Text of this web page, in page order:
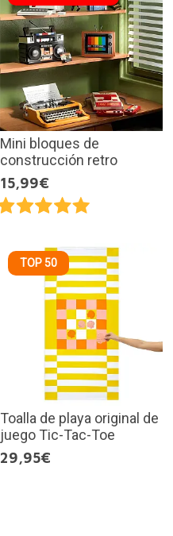
Mini bloques de
construcción retro
15,99€
TOP 50
Toalla de playa original de
juego Tic-Tac-Toe
29,95€